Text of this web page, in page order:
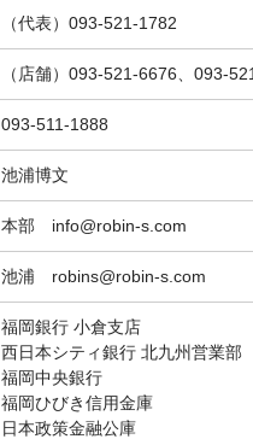
（代表）093-521-1782
（店舗）093-521-6676、093-
093-511-1888
池浦博文
本部 info@robin-s.com
池浦 robins@robin-s.com
福岡銀行 小倉支店
西日本シティ銀行 北九州営業部
福岡中央銀行
福岡ひびき信用金庫
日本政策金融公庫